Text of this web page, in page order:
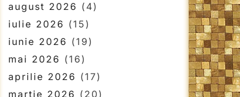
august 2026 (4)
iulie 2026 (15)
iunie 2026 (19)
mai 2026 (16)
aprilie 2026 (17)
martie 2026 (20)